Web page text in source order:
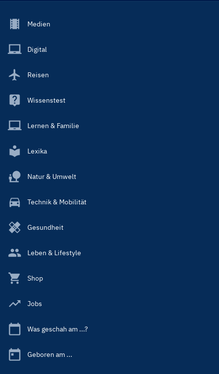
Footer
Main
Medien
Digital
Reisen
Wissenstest
Lernen & Familie
Lexika
Natur & Umwelt
Technik & Mobilität
Gesundheit
Leben & Lifestyle
Shop
Jobs
Was geschah am ...?
Geboren am ...